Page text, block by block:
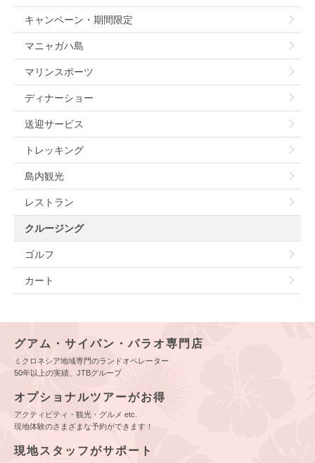
キャンペーン・期間限定
マニャガハ島
マリンスポーツ
ディナーショー
送迎サービス
トレッキング
島内観光
レストラン
クルージング
ゴルフ
カート
グアム・サイパン・パラオ専門店
ミクロネシア地域専門のランドオペレーター
50年以上の実績、JTBグループ
オプショナルツアーがお得
アクティビティ・観光・グルメ etc.
現地体験のさまざまな予約ができます！
現地スタッフがサポート